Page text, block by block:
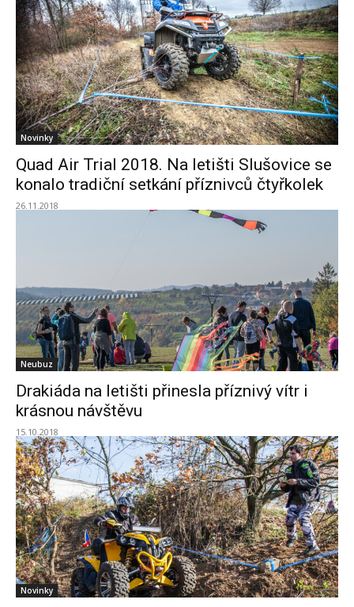
Novinky
Quad Air Trial 2018. Na letišti Slušovice se
konalo tradiční setkání příznivců čtyřkolek
26.11.2018
Neubuz
Drakiáda na letišti přinesla příznivý vítr i
krásnou návštěvu
15.10.2018
Novinky